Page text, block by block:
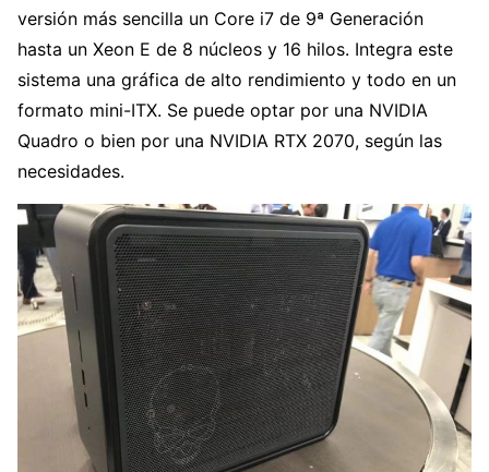
versión más sencilla un Core i7 de 9ª Generación
hasta un Xeon E de 8 núcleos y 16 hilos. Integra este
sistema una gráfica de alto rendimiento y todo en un
formato mini-ITX. Se puede optar por una NVIDIA
Quadro o bien por una NVIDIA RTX 2070, según las
necesidades.